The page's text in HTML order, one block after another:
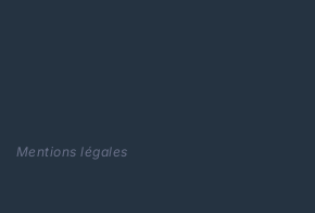
Mentions légales